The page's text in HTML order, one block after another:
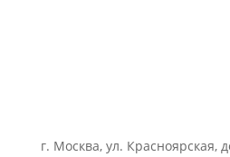
г. Москва, ул. Красноярская,